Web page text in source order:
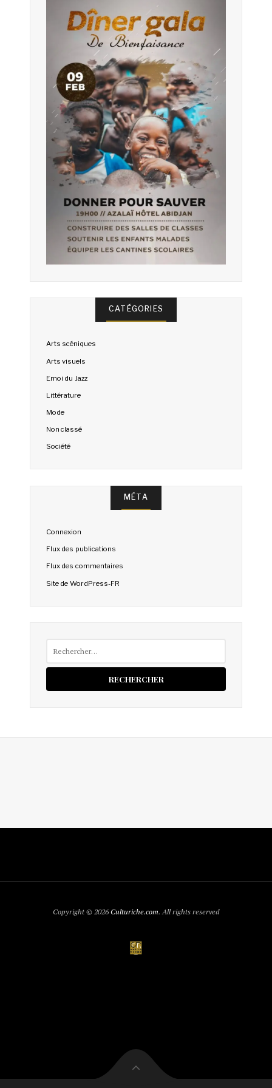
CATÉGORIES
Arts scéniques
Arts visuels
Emoi du Jazz
Littérature
Mode
Non classé
Société
MÉTA
Connexion
Flux des publications
Flux des commentaires
Site de WordPress-FR
Copyright © 2026Culturiche.com. All rights reserved